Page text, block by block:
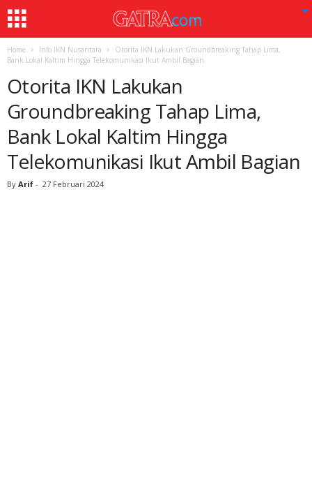
Home Info IKN Nusantara
Otorita IKN Lakukan Groundbreaking Tahap Lima,
Bank Lokal Kaltim Hingga Telekomunikasi Ikut Ambil Bagian
Otorita IKN Lakukan
Groundbreaking Tahap Lima,
Bank Lokal Kaltim Hingga
Telekomunikasi Ikut Ambil Bagian
By Arif - 27 Februari 2024